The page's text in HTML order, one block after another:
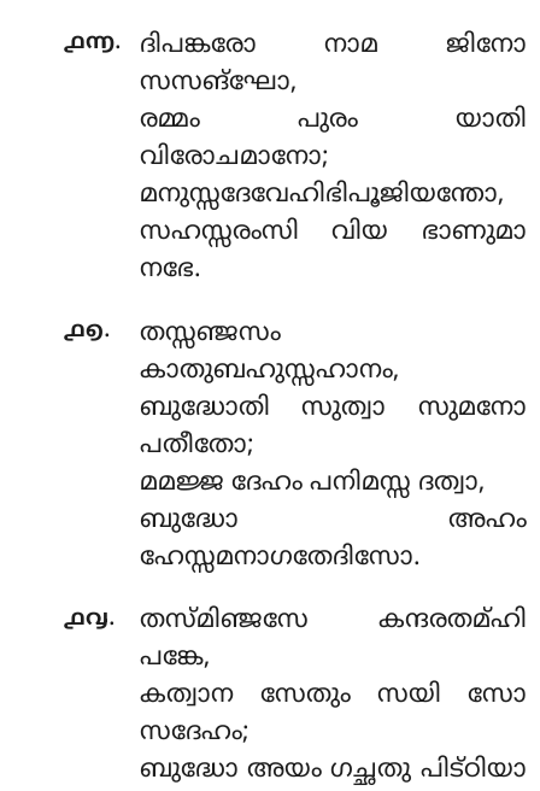
൧൬.
ദിപങ്കരോ നാമ ജിനോ
സസങ്ഘോ,
രമ്മം പുരം യാതി
വിരോചമാനോ;
മനുസ്സദേവേഹിഭിപൂജിയന്തോ,
സഹസ്സരംസി വിയ ഭാണുമാ
നഭേ.
൧൭.
തസ്സഞ്ജസം
കാതുബഹുസ്സഹാനം,
ബുദ്ധോതി സുത്വാ സുമനോ
പതീതോ;
മമജ്ജ ദേഹം പനിമസ്സ ദത്വാ,
ബുദ്ധോ അഹം
ഹേസ്സമനാഗതേദിസോ.
൧൮.
തസ്മിഞ്ജസേ കന്ദരതമ്ഹി
പങ്കേ,
കത്വാന സേതും സയി സോ
സദേഹം;
ബുദ്ധോ അയം ഗച്ഛതു പിട്ഠിയാ